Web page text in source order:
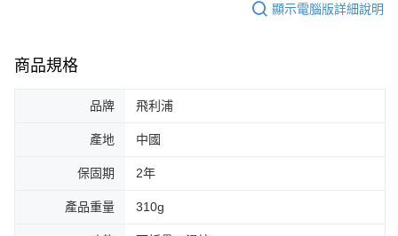
顯示電腦版詳細說明
商品規格
品牌 飛利浦
產地 中國
保固期 2年
產品重量 310g